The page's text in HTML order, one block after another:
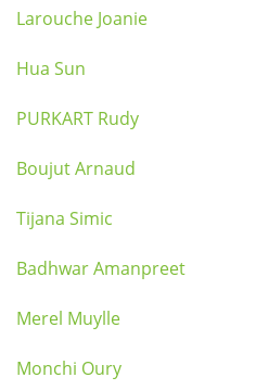
Larouche Joanie
Hua Sun
PURKART Rudy
Boujut Arnaud
Tijana Simic
Badhwar Amanpreet
Merel Muylle
Monchi Oury